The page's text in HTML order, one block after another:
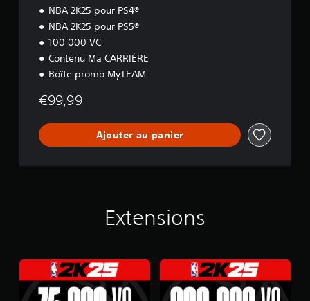
NBA 2K25 pour PS4®
NBA 2K25 pour PS5®
100 000 VC
Contenu Ma CARRIÈRE
Boîte promo MyTEAM
€99,99
Ajouter au panier
Extensions